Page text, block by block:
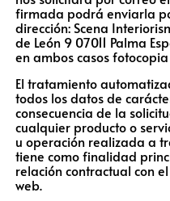
firmada podrá enviarla
dirección: Scena
de León 9 07011 Palma
en ambos casos
El tratamiento
todos los datos de
consecuencia de la
cualquier producto o
u operación realizada a
tiene como finalidad
relación contractual con
web.